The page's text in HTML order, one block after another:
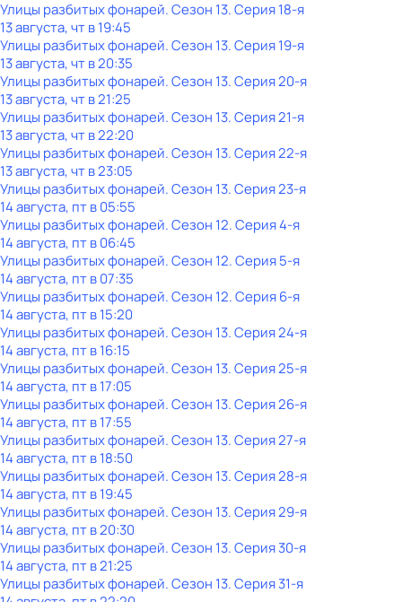
Улицы разбитых фонарей. Сезон 13. Серия 18-я
13 августа, чт в 19:45
Улицы разбитых фонарей. Сезон 13. Серия 19-я
13 августа, чт в 20:35
Улицы разбитых фонарей. Сезон 13. Серия 20-я
13 августа, чт в 21:25
Улицы разбитых фонарей. Сезон 13. Серия 21-я
13 августа, чт в 22:20
Улицы разбитых фонарей. Сезон 13. Серия 22-я
13 августа, чт в 23:05
Улицы разбитых фонарей. Сезон 13. Серия 23-я
14 августа, пт в 05:55
Улицы разбитых фонарей. Сезон 12. Серия 4-я
14 августа, пт в 06:45
Улицы разбитых фонарей. Сезон 12. Серия 5-я
14 августа, пт в 07:35
Улицы разбитых фонарей. Сезон 12. Серия 6-я
14 августа, пт в 15:20
Улицы разбитых фонарей. Сезон 13. Серия 24-я
14 августа, пт в 16:15
Улицы разбитых фонарей. Сезон 13. Серия 25-я
14 августа, пт в 17:05
Улицы разбитых фонарей. Сезон 13. Серия 26-я
14 августа, пт в 17:55
Улицы разбитых фонарей. Сезон 13. Серия 27-я
14 августа, пт в 18:50
Улицы разбитых фонарей. Сезон 13. Серия 28-я
14 августа, пт в 19:45
Улицы разбитых фонарей. Сезон 13. Серия 29-я
14 августа, пт в 20:30
Улицы разбитых фонарей. Сезон 13. Серия 30-я
14 августа, пт в 21:25
Улицы разбитых фонарей. Сезон 13. Серия 31-я